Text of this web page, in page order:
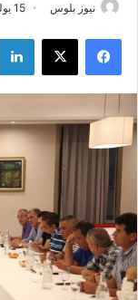
نيوز بلوس 15 يوليو، 2018
فيسبوك X